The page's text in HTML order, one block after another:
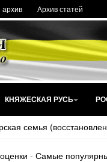
архив Архив статей
КНЯЖЕСКАЯ РУСЬ
семья
-Самые